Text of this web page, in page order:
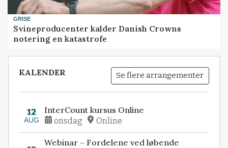
GRISE
Svineproducenter kalder Danish Crowns
notering en katastrofe
KALENDER Se flere arrangementer
12
AUG
InterCount kursus Online
onsdag Online
Webinar – Fordelene ved løbende